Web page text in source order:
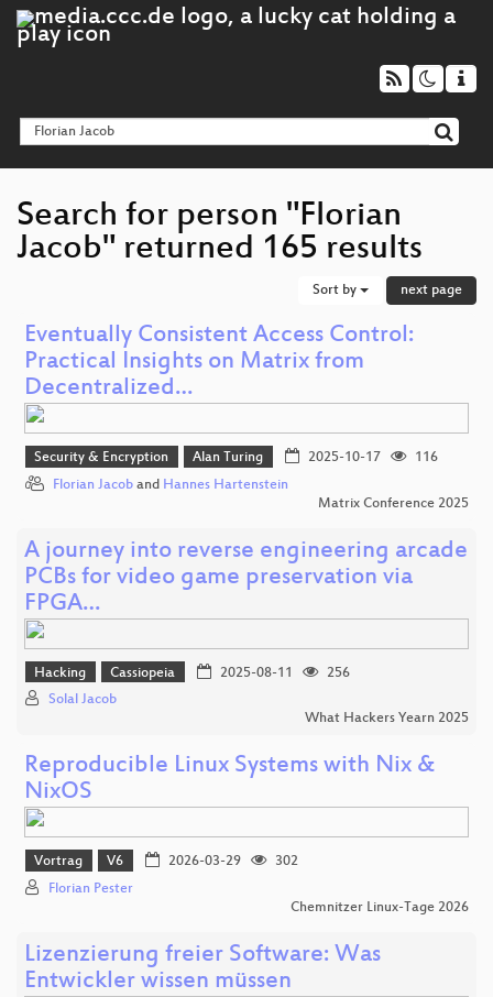
Search for person "Florian
Jacob" returned 165 results
Sort by next page
Eventually Consistent Access Control:
Practical Insights on Matrix from
Decentralized…
Security & Encryption Alan Turing 2025-10-17
116
Florian Jacob and Hannes Hartenstein
Matrix Conference 2025
A journey into reverse engineering arcade
PCBs for video game preservation via
FPGA…
Hacking Cassiopeia 2025-08-11
256
Solal Jacob
What Hackers Yearn 2025
Reproducible Linux Systems with Nix &
NixOS
Vortrag V6 2026-03-29
302
Florian Pester
Chemnitzer Linux-Tage 2026
Lizenzierung freier Software: Was
Entwickler wissen müssen